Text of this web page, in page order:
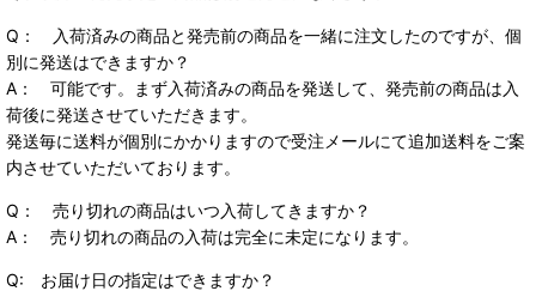
Q： 入荷済みの商品と発売前の商品を一緒に注文したのですが、個
別に発送はできますか？
A： 可能です。まず入荷済みの商品を発送して、発売前の商品は入
荷後に発送させていただきます。
発送毎に送料が個別にかかりますので受注メールにて追加送料をご案
内させていただいております。
Q： 売り切れの商品はいつ入荷してきますか？
A： 売り切れの商品の入荷は完全に未定になります。
Q: お届け日の指定はできますか？